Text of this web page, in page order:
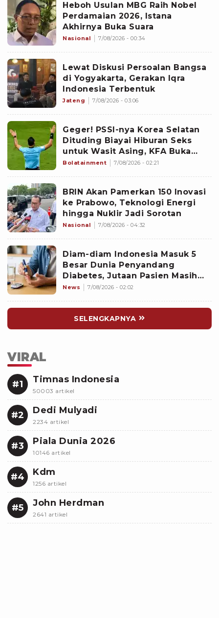
Heboh Usulan MBG Raih Nobel
Perdamaian 2026, Istana
Akhirnya Buka Suara
Nasional 7/08/2026 - 00:34
Lewat Diskusi Persoalan Bangsa
di Yogyakarta, Gerakan Iqra
Indonesia Terbentuk
Jateng 7/08/2026 - 03:06
Geger! PSSI-nya Korea Selatan
Dituding Biayai Hiburan Seks
untuk Wasit Asing, KFA Buka
Suara
Bolatainment 7/08/2026 - 02:21
BRIN Akan Pamerkan 150 Inovasi
ke Prabowo, Teknologi Energi
hingga Nuklir Jadi Sorotan
Nasional 7/08/2026 - 04:32
Diam-diam Indonesia Masuk 5
Besar Dunia Penyandang
Diabetes, Jutaan Pasien Masih
Kesulitan Berobat
News 7/08/2026 - 02:02
SELENGKAPNYA
VIRAL
#1 Timnas Indonesia
50003 artikel
#2 Dedi Mulyadi
2234 artikel
#3 Piala Dunia 2026
10146 artikel
#4 Kdm
1256 artikel
#5 John Herdman
2641 artikel